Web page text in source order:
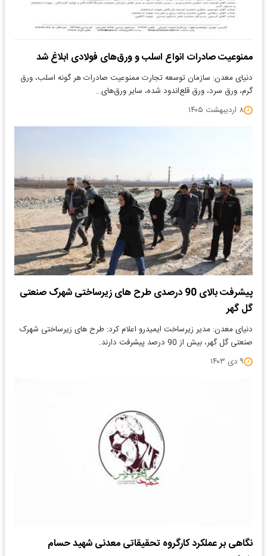
ممنوعیت صادرات انواع اسلب و ورق‌های فولادی ابلاغ شد
دنیای معدن: سازمان توسعه تجارت ممنوعیت صادرات هر گونه اسلب، ورق
گرم، ورق سرد، ورق قلع‌اندود شده، سایر ورق‌های…
۸ اردیبهشت ۱۴۰۵
پیشرفت بالای 90 درصدی طرح های زیرساختی شهرک صنعتی
گل گهر
دنیای معدن: مدیر زیرساخت ایمیدرو اعلام کرد: طرح های زیرساختی شهرک
صنعتی گل گهر، بیش از 90 درصد پیشرفت دارند.
۹ دی ۱۴۰۳
نگاهی بر عملکرد کارگروه تحقیقاتی معدنی شهید حسام